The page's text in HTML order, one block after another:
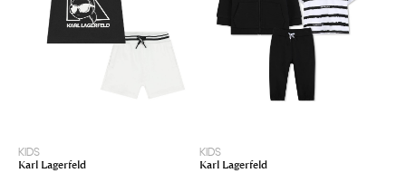
KIDS
Karl Lagerfeld
KIDS
Karl Lagerfeld